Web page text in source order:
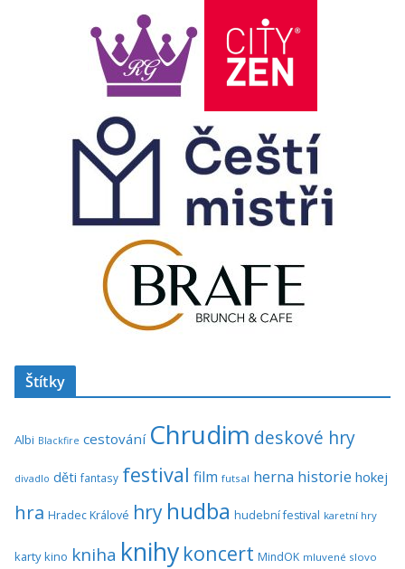
Štítky
Albi Blackfire cestování Chrudim deskové hry
divadlo děti fantasy festival film futsal herna historie hokej
hra Hradec Králové hry hudba hudební festival karetní hry
karty kino kniha knihy koncert MindOK mluvené slovo